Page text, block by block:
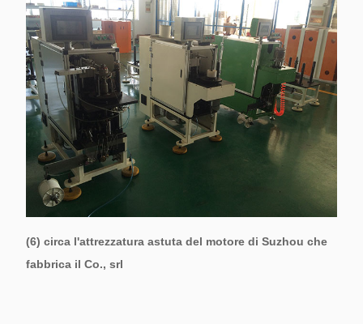
(6) circa l'attrezzatura astuta del motore di Suzhou che
fabbrica il Co., srl